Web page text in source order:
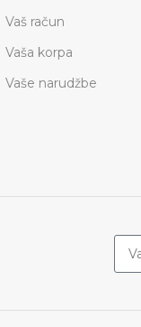
Vaš račun
Vaša korpa
Vaše narudžbe